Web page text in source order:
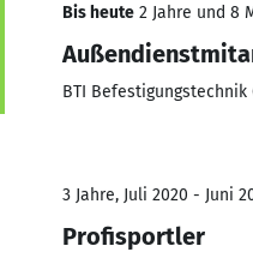
Bis heute 2 Jahre und 8
BTI Befestigungstechnik
3 Jahre, Juli 2020 - Juni
Profisportler